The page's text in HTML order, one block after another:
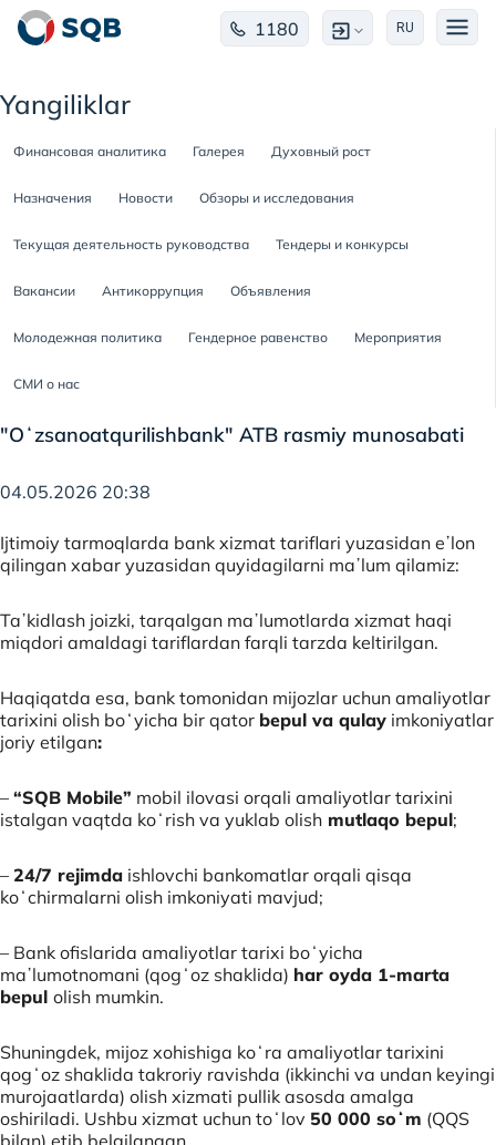
1180 RU
Yangiliklar
Финансовая аналитика Галерея Духовный рост
Назначения Новости Обзоры и исследования
Текущая деятельность руководства Тендеры и конкурсы
Вакансии Антикоррупция Объявления
Молодежная политика Гендерное равенство Мероприятия
СМИ о нас
"Oʻzsanoatqurilishbank" ATB rasmiy munosabati
04.05.2026 20:38
Ijtimoiy tarmoqlarda bank xizmat tariflari yuzasidan eʼlon
qilingan xabar yuzasidan quyidagilarni maʼlum qilamiz:
Taʼkidlash joizki, tarqalgan maʼlumotlarda xizmat haqi
miqdori amaldagi tariflardan farqli tarzda keltirilgan.
Haqiqatda esa, bank tomonidan mijozlar uchun amaliyotlar
tarixini olish boʻyicha bir qator bepul va qulay imkoniyatlar
joriy etilgan:
– “SQB Mobile” mobil ilovasi orqali amaliyotlar tarixini
istalgan vaqtda koʻrish va yuklab olish mutlaqo bepul;
– 24/7 rejimda ishlovchi bankomatlar orqali qisqa
koʻchirmalarni olish imkoniyati mavjud;
– Bank ofislarida amaliyotlar tarixi boʻyicha
maʼlumotnomani (qogʻoz shaklida) har oyda 1-marta
bepul olish mumkin.
Shuningdek, mijoz xohishiga koʻra amaliyotlar tarixini
qogʻoz shaklida takroriy ravishda (ikkinchi va undan keyingi
murojaatlarda) olish xizmati pullik asosda amalga
oshiriladi. Ushbu xizmat uchun toʻlov 50 000 soʻm (QQS
bilan) etib belgilangan.